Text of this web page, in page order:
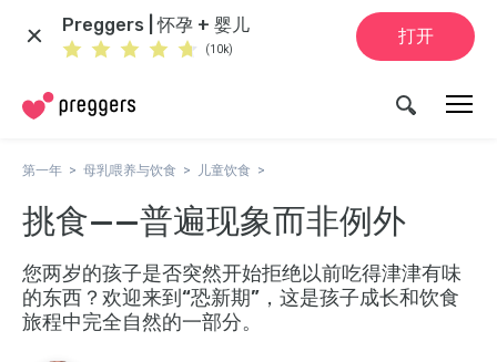
Preggers | 怀孕 + 婴儿
(10k)
打开
第一年 母乳喂养与饮食 儿童饮食
挑食——普遍现象而非例外
您两岁的孩子是否突然开始拒绝以前吃得津津有味
的东西？欢迎来到“恐新期”，这是孩子成长和饮食
旅程中完全自然的一部分。